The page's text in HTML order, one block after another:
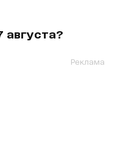
августа?
Реклама